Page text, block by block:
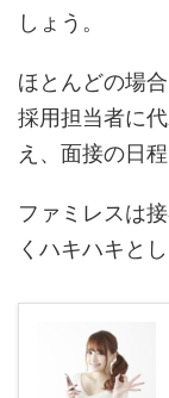
しょう。
ほとんどの場
採用担当者に
え、面接の日
ファミレスは
くハキハキと